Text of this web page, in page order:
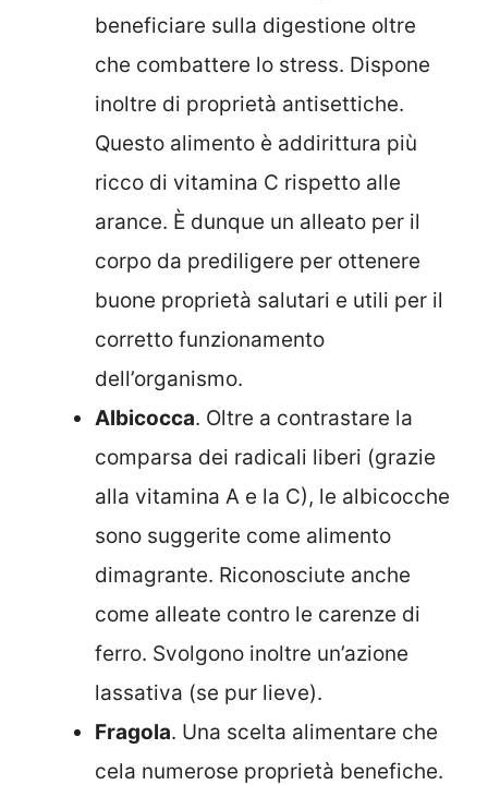
beneficiare sulla digestione oltre
che combattere lo stress. Dispone
inoltre di proprietà antisettiche.
Questo alimento è addirittura più
ricco di vitamina C rispetto alle
arance. È dunque un alleato per il
corpo da prediligere per ottenere
buone proprietà salutari e utili per il
corretto funzionamento
dell’organismo.
Albicocca. Oltre a contrastare la
comparsa dei radicali liberi (grazie
alla vitamina A e la C), le albicocche
sono suggerite come alimento
dimagrante. Riconosciute anche
come alleate contro le carenze di
ferro. Svolgono inoltre un’azione
lassativa (se pur lieve).
Fragola. Una scelta alimentare che
cela numerose proprietà benefiche.